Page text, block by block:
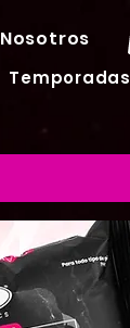
Nosotros
Temporadas